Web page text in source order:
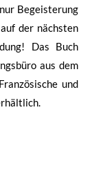
Begeisterung
der nächsten
Das Buch
aus dem
und